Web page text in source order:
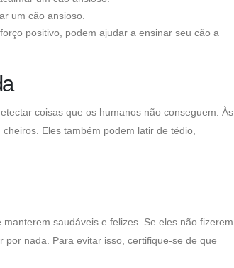
um cão ansioso.
positivo, podem ajudar a ensinar seu cão a
coisas que os humanos não conseguem. Às
Eles também podem latir de tédio,
saudáveis ​​e felizes. Se eles não fizerem
nada. Para evitar isso, certifique-se de que